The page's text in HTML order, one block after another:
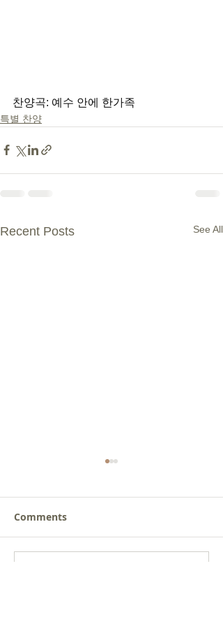
찬양곡: 예수 안에 한가족
특별 찬양
Recent Posts See All
Comments